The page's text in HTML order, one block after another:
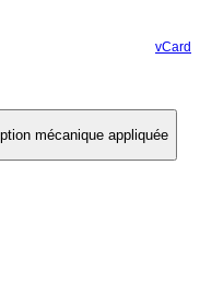
vCard
mécanique appliquée